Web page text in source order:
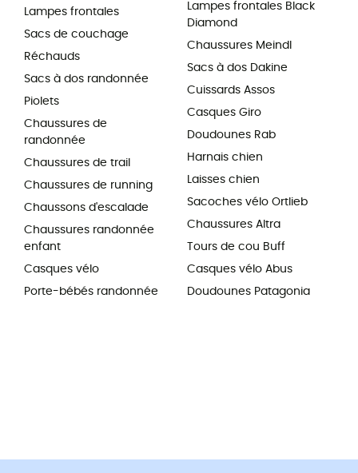
Lampes frontales
Sacs de couchage
Réchauds
Sacs à dos randonnée
Piolets
Chaussures de
randonnée
Chaussures de trail
Chaussures de running
Chaussons d'escalade
Chaussures randonnée
enfant
Casques vélo
Porte-bébés randonnée
Lampes frontales Black
Diamond
Chaussures Meindl
Sacs à dos Dakine
Cuissards Assos
Casques Giro
Doudounes Rab
Harnais chien
Laisses chien
Sacoches vélo Ortlieb
Chaussures Altra
Tours de cou Buff
Casques vélo Abus
Doudounes Patagonia